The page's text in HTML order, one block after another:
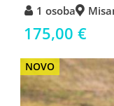
1 osoba
175,00 €
NOVO